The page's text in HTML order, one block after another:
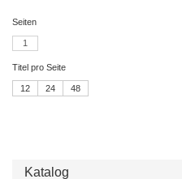
Seiten
1
Titel pro Seite
12 24 48
Katalog